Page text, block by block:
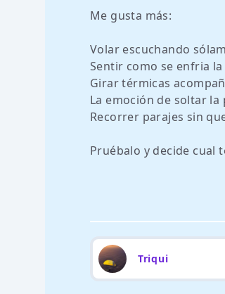
Me gusta más:
Volar escuchando
Sentir como se enfria
Girar térmicas
La emoción de soltar
Recorrer parajes sin
Pruébalo y decide cual
Triqui